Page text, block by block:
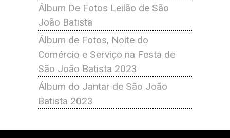
Álbum De Fotos Leilão de São
João Batista
Álbum de Fotos, Noite do
Comércio e Serviço na Festa de
São João Batista 2023
Álbum do Jantar de São João
Batista 2023